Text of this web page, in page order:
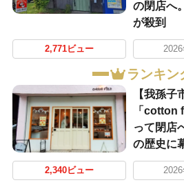
の閉店へ
が殺到
2,771ビュー
ランキン
【我孫子
「cotton
って閉店
の歴史に
2,340ビュー